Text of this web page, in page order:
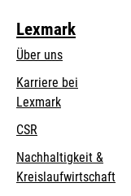
Lexmark
Über uns
Karriere bei
Lexmark
CSR
Nachhaltigkeit &
Kreislaufwirtschaft